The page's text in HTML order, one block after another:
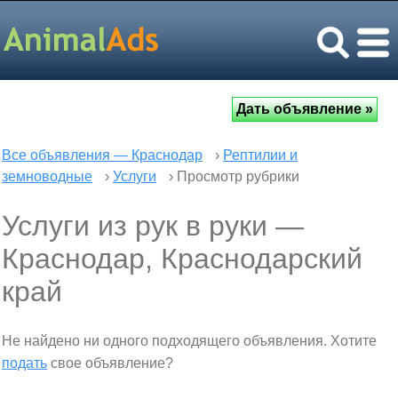
Все объявления — Краснодар › Рептилии и
земноводные
› Услуги › Просмотр рубрики
Услуги из рук в руки —
Краснодар, Краснодарский
край
Не найдено ни одного подходящего объявления. Хотите
подать свое объявление?